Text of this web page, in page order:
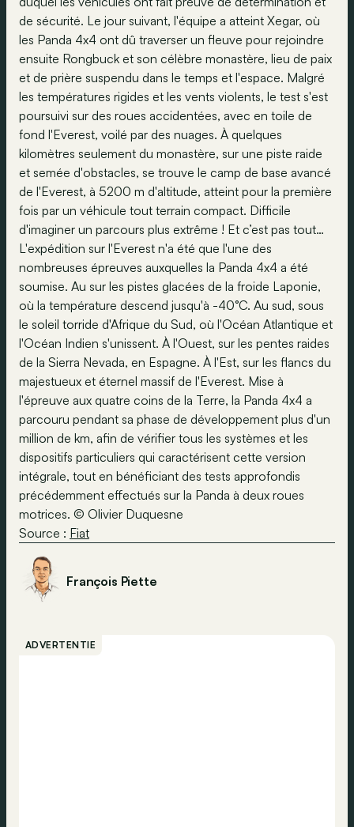
de sécurité. Le jour suivant, l'équipe a atteint Xegar, où
les Panda 4x4 ont dû traverser un fleuve pour rejoindre
ensuite Rongbuck et son célèbre monastère, lieu de paix
et de prière suspendu dans le temps et l'espace. Malgré
les températures rigides et les vents violents, le test s'est
poursuivi sur des roues accidentées, avec en toile de
fond l'Everest, voilé par des nuages. À quelques
kilomètres seulement du monastère, sur une piste raide
et semée d'obstacles, se trouve le camp de base avancé
de l'Everest, à 5200 m d'altitude, atteint pour la première
fois par un véhicule tout terrain compact. Difficile
d'imaginer un parcours plus extrême ! Et c’est pas tout…
L'expédition sur l'Everest n'a été que l'une des
nombreuses épreuves auxquelles la Panda 4x4 a été
soumise. Au sur les pistes glacées de la froide Laponie,
où la température descend jusqu'à -40°C. Au sud, sous
le soleil torride d'Afrique du Sud, où l'Océan Atlantique et
l'Océan Indien s'unissent. À l'Ouest, sur les pentes raides
de la Sierra Nevada, en Espagne. À l'Est, sur les flancs du
majestueux et éternel massif de l'Everest. Mise à
l'épreuve aux quatre coins de la Terre, la Panda 4x4 a
parcouru pendant sa phase de développement plus d'un
million de km, afin de vérifier tous les systèmes et les
dispositifs particuliers qui caractérisent cette version
intégrale, tout en bénéficiant des tests approfondis
précédemment effectués sur la Panda à deux roues
motrices. © Olivier Duquesne
Source : Fiat
François Piette
ADVERTENTIE